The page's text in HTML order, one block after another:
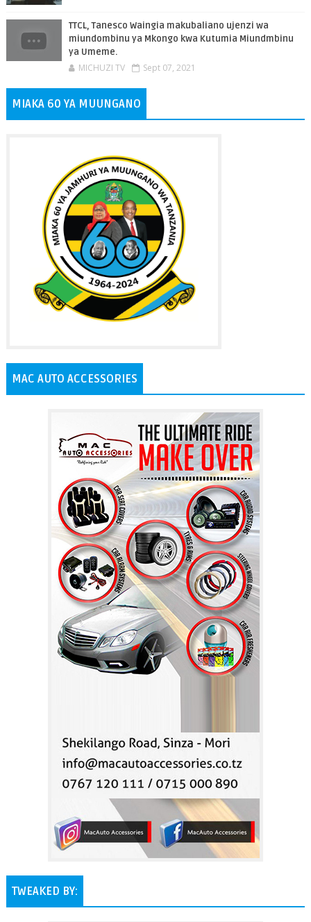
TTCL, Tanesco Waingia makubaliano ujenzi wa
miundombinu ya Mkongo kwa Kutumia Miundmbinu
ya Umeme.
MICHUZI TV Sept 07, 2021
MIAKA 60 YA MUUNGANO
MAC AUTO ACCESSORIES
TWEAKED BY: